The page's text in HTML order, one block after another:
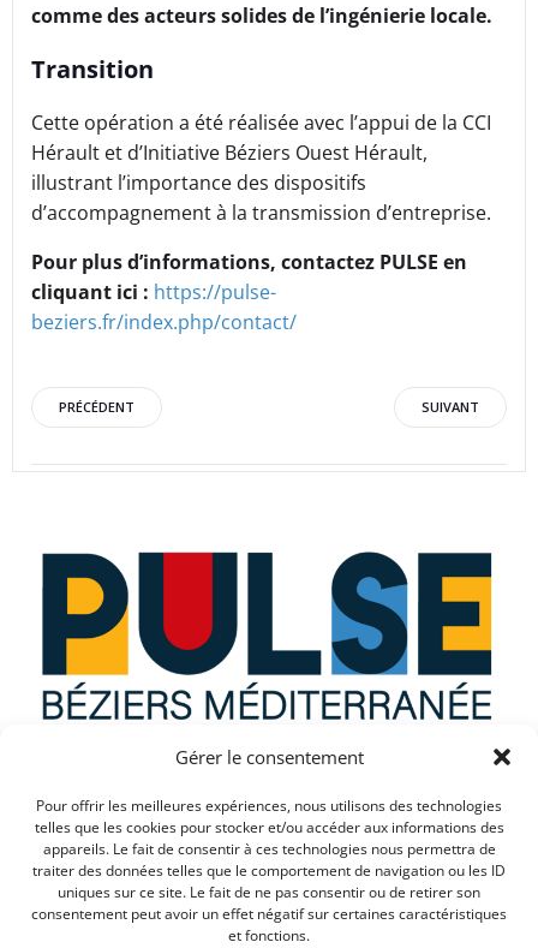
Gérer le consentement
Pour offrir les meilleures expériences, nous utilisons des technologies
telles que les cookies pour stocker et/ou accéder aux informations des
appareils. Le fait de consentir à ces technologies nous permettra de
traiter des données telles que le comportement de navigation ou les ID
uniques sur ce site. Le fait de ne pas consentir ou de retirer son
consentement peut avoir un effet négatif sur certaines caractéristiques
et fonctions.
comme des acteurs solides de l’ingénierie locale.
Transition
Cette opération a été réalisée avec l’appui de la CCI
Hérault et d’Initiative Béziers Ouest Hérault,
illustrant l’importance des dispositifs
d’accompagnement à la transmission d’entreprise.
Pour plus d’informations, contactez PULSE en
cliquant ici : https://pulse-
beziers.fr/index.php/contact/
Post
navigation
PRÉCÉDENT
navigation
SUIVANT
Que recherchez vous ?